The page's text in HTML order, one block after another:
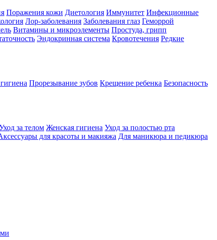
Поражения кожи Диетология Иммунитет Инфекционные
Лор-заболевания Заболевания глаз Геморрой
Витамины и микроэлементы Простуда, грипп
Эндокринная система Кровотечения Редкие
Прорезывание зубов Крещение ребенка Безопасность
за телом Женская гигиена Уход за полостью рта
для красоты и макияжа Для маникюра и педикюра